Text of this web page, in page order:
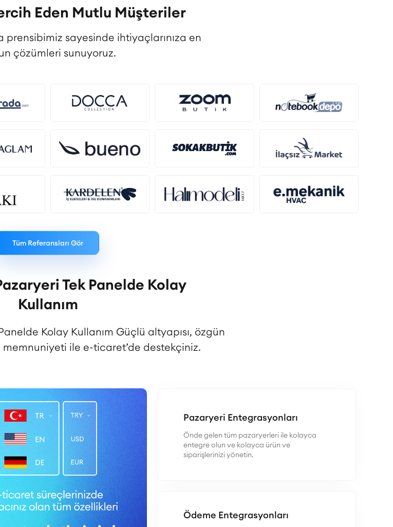
Eden Mutlu Müşteriler
prensibimiz sayesinde ihtiyaçlarınıza en
çözümleri sunuyoruz.
Tüm Referansları Gör
Tek Panelde Kolay
Kullanım
Kolay Kullanım Güçlü altyapısı, özgün
memnuniyeti ile e-ticaret’de destekçiniz.
Pazaryeri Entegrasyonları
Önde gelen tüm pazaryerleri ile kolayca
entegre olun ve kolayca ürün ve
siparişlerinizi yönetin.
Ödeme Entegrasyonları